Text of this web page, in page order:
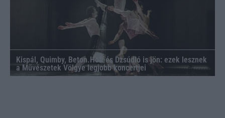
Kispál, Quimby, Beton.Hofi és Dzsúdló is jön: ezek lesznek
a Művészetek Völgye legjobb koncertjei